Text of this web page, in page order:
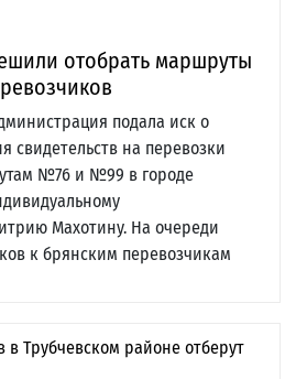
отобрать маршруты
подала иск о
свидетельств на перевозки
№76 и №99 в городе
Махотину. На очереди
к брянским перевозчикам